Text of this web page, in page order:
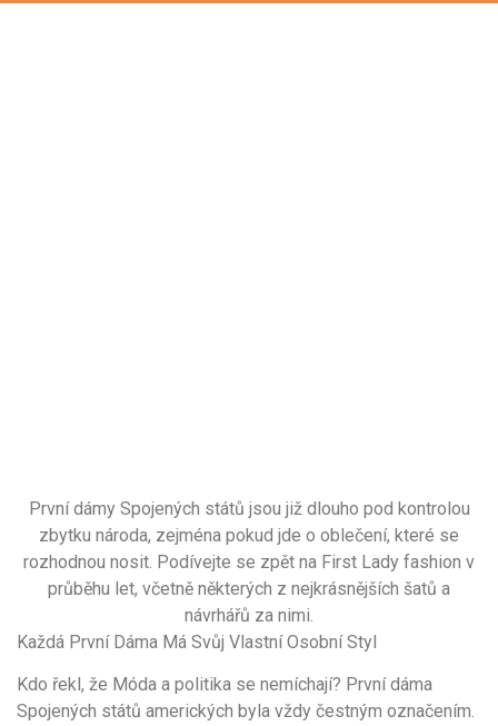
První dámy Spojených států jsou již dlouho pod kontrolou
zbytku národa, zejména pokud jde o oblečení, které se
rozhodnou nosit. Podívejte se zpět na First Lady fashion v
průběhu let, včetně některých z nejkrásnějších šatů a
návrhářů za nimi.
Každá První Dáma Má Svůj Vlastní Osobní Styl
Kdo řekl, že Móda a politika se nemíchají? První dáma
Spojených států amerických byla vždy čestným označením.